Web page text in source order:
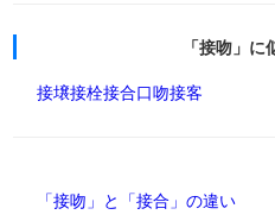
「接吻」
接壌接栓接合口吻接客
「接吻」と「接合」の違い